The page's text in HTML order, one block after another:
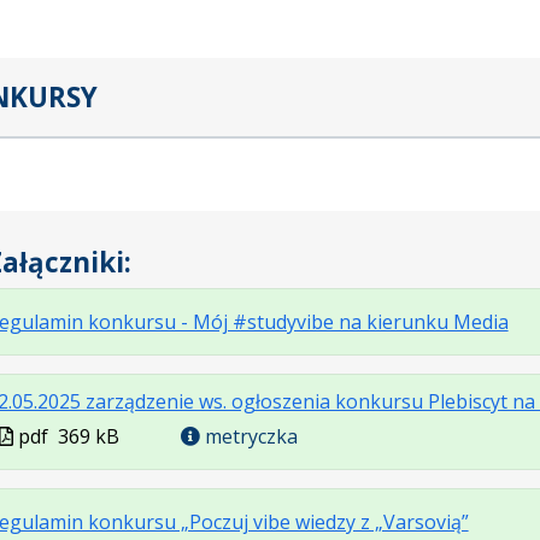
konkursu - Mój #studyvibe na kierunku Media.
Plik
w
.
352
.
się
w
zarządzenie ws. ogłoszenia konkursu Plebiscyt
Plik
w
formacie
pdf 369 kB metryczka
konkursu „Poczuj vibe wiedzy z „Varsovią”...